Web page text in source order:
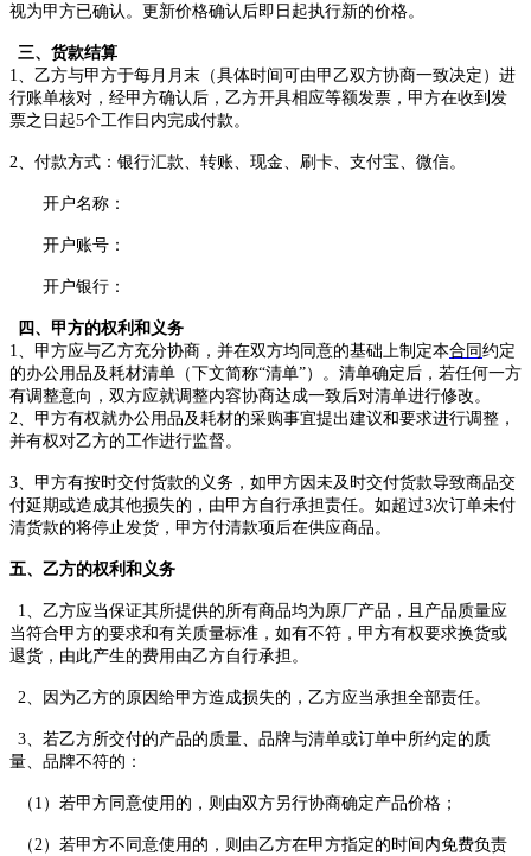
视为甲方已确认。更新价格确认后即日起执行新的价格。
三、货款结算
1
乙方与甲方于每月 月末 （具体时间可由甲乙双方协商一致决定）进
行账单核对，经甲方确认后 ， 乙方开具相应等额发票 ， 甲方在收到发
票之日起5个工作日内完成付款。
2 、付款方式：银行汇款、转账、现金、刷卡、支付宝、微信。
开户名称：
开户账号：
开户银行：
四 、甲方的权利和义务
1
、甲方应与乙方充分协商， 并在双方均同意的基础上制定本合同 约定
的办公用品及耗材清单 （下文简称“清单”）。 清单确定后，若任何一方
有调整意向， 双方应就调整内容协商达成一致后对清单进行修改。
2 、甲方有权就办公用品及耗材的采购事宜提出建议和要求进行调整，
并有权对乙方的工作进行监督。
3 、甲方有按时交付货款的义务，如甲方因未及时交付货款导致商品交
付延期或造成其他损失的 ，由甲方自行承担责任。 如超过3次订单未付
清货款的将停止发货，甲方付清款项后在供应商品。
五、乙方的权利和义务
1 乙方应当保证其所提供的所有商品均为原厂产品， 且产品 质量应
当符合甲方的要求和有关质量标准，如有不符 ， 甲方有权要求换货或
退货 ，由此产生的费用由乙方自行承担。
2 因为乙方的原因给甲方造成损失的 ， 乙方应当承担全部责任。
3 、若乙方所交付的产品的质量、品牌与清单或订单中所约定的 质
量、品牌不符的：
（ 1 ）若甲方同意使用的 ， 则由双方另行协商确定产品价格 ；
（ 2 ）若甲方不 同意使用的 ， 则由乙方在甲方指定的时间内免费负责